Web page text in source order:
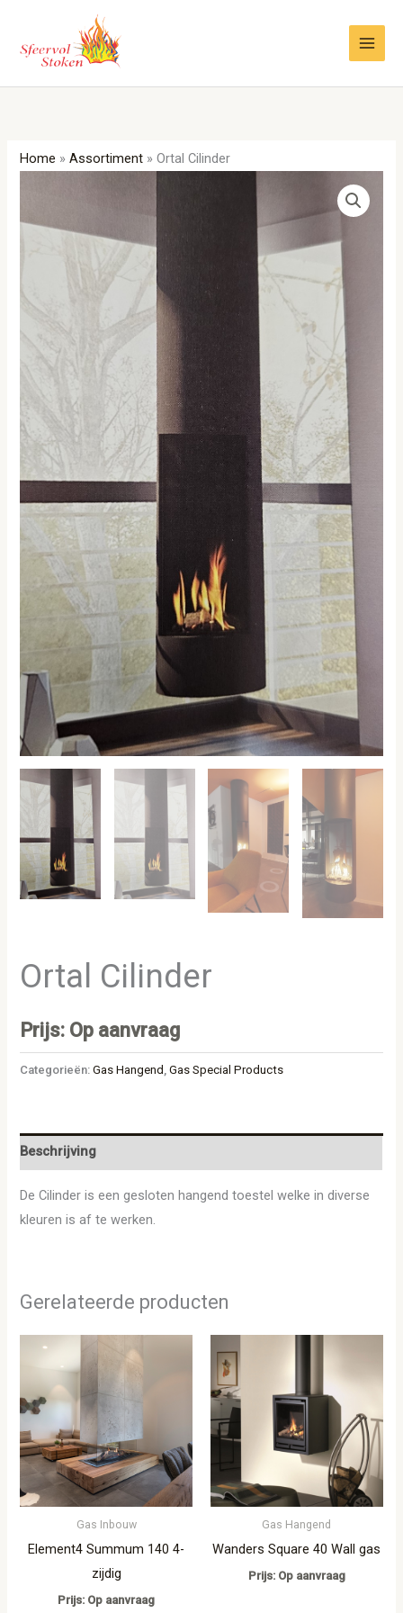
inhoud
Home »Assortiment »Ortal Cilinder
Ortal Cilinder
Prijs: Op aanvraag
Categorieën:Gas Hangend ,Gas Special Products
Beschrijving
De Cilinder is een gesloten hangend toestel welke in diverse
kleuren is af te werken.
Gerelateerde producten
Gas Inbouw
Element4 Summum 140 4-
zijdig
Prijs: Op aanvraag
Gas Hangend
Wanders Square 40 Wall gas
Prijs: Op aanvraag